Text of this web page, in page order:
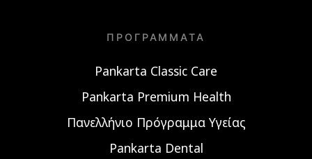
ΠΡΟΓΡΆΜΜΑΤΑ
Pankarta Classic Care
Pankarta Premium Health
Πανελλήνιο Πρόγραμμα Υγείας
Pankarta Dental